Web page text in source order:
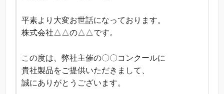
平素より大変お世話になっております。
株式会社△△の△△です。
この度は、弊社主催の〇〇コンクールに
貴社製品をご提供いただきまして、
誠にありがとうございます。